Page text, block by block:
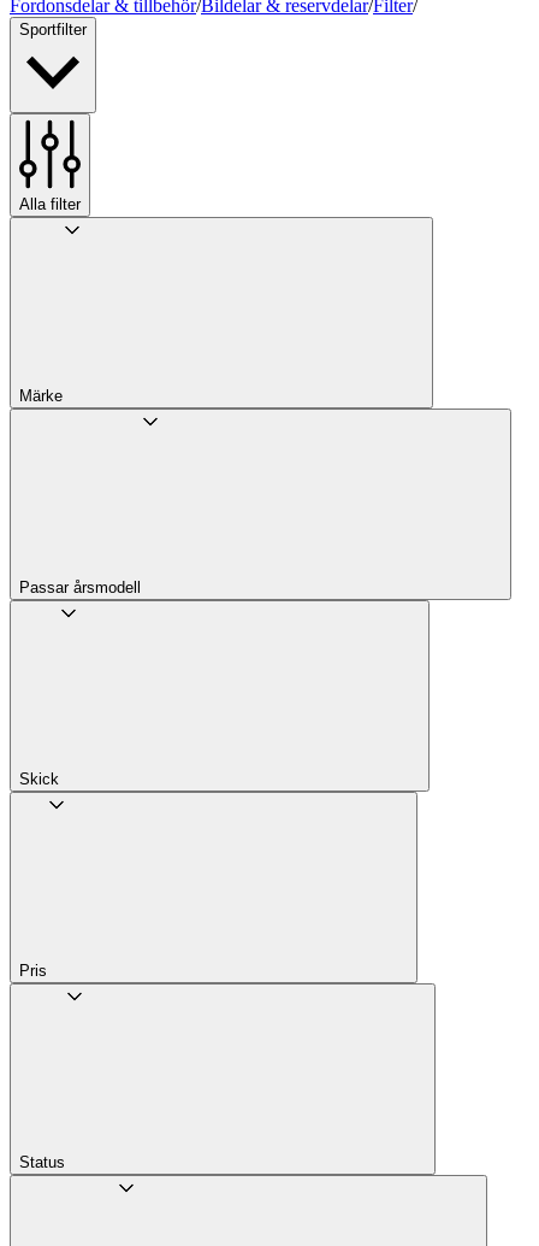
Fordonsdelar & tillbehör/Bildelar & reservdelar/Filter/
Sportfilter
Alla filter
Märke
Passar årsmodell
Skick
Pris
Status